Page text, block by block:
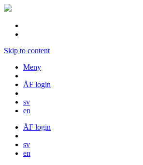
Skip to content
Meny
ÅF login
sv
en
ÅF login
sv
en